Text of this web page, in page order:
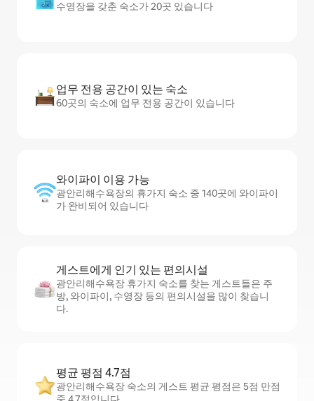
수영장을 갖춘 숙소가 20곳 있습니다
업무 전용 공간이 있는 숙소
60곳의 숙소에 업무 전용 공간이 있습니다
와이파이 이용 가능
광안리해수욕장의 휴가지 숙소 중 140곳에 와이파이
가 완비되어 있습니다
게스트에게 인기 있는 편의시설
광안리해수욕장 휴가지 숙소를 찾는 게스트들은 주
방, 와이파이, 수영장 등의 편의시설을 많이 찾습니
다.
평균 평점 4.7점
광안리해수욕장 숙소의 게스트 평균 평점은 5점 만점